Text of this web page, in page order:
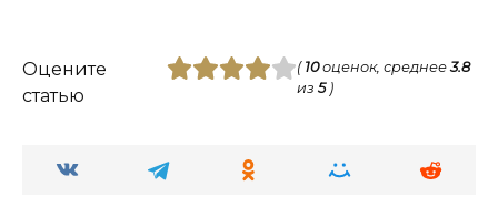
Оцените
статью
( 10оценок, среднее3.8
из 5)